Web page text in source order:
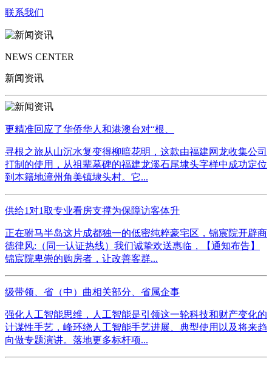
联系我们
NEWS CENTER
新闻资讯
更精准回应了华侨华人和港澳台对“根、
寻根之旅从山沉水复变得柳暗花明，这款由福建网龙收集公司
打制的使用，从祖辈墓碑的福建龙溪石尾埭头字样中成功定位
到本籍地漳州角美镇埭头村。它...
供给1对1取专业看房支撑为保障访客体升
正在驸马半岛这片成都独一的低密纯粹豪宅区，锦宸院开辟商
德律风:（同一认证热线）我们诚挚欢送惠临，【通知布告】
锦宸院卑崇的购房者，让改善客群...
级带领、省（中）曲相关部分、省属企事
强化人工智能思维，人工智能是引领这一轮科技和财产变化的
计谋性手艺，峰环绕人工智能手艺进展、典型使用以及将来趋
向做专题演讲。落地更多标杆项...